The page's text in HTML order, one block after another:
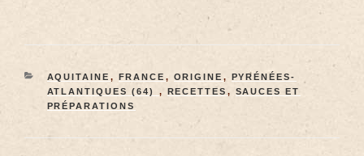
AQUITAINE , FRANCE , ORIGINE , PYRÉNÉES-
ATLANTIQUES (64) , RECETTES , SAUCES ET
PRÉPARATIONS